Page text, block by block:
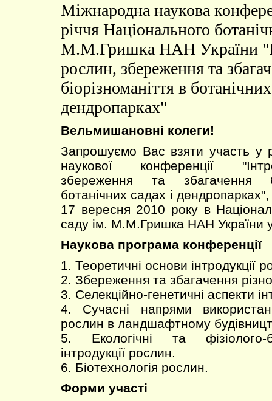
Міжнародна наукова
річчя Національного
М.М.Гришка НАН України
рослин, збереження та
біорізноманіття в
дендропарках"
Вельмишановні колеги!
Запрошуємо Вас взяти участь у
наукової конференції
збереження та збагачення
ботанічних садах і
17 вересня 2010 року в
саду ім. М.М.Гришка НАН України
Наукова програма конференції
1. Теоретичні основи інтродукції
2. Збереження та збагачення
3. Селекційно-генетичні аспекти
4. Сучасні напрями
рослин в ландшафтному
5. Екологічні та фізіолого-
інтродукції рослин.
6. Біотехнологія рослин.
Форми участі